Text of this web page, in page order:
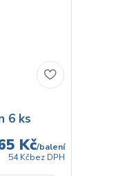
6 ks
Kč/balení
54 Kčbez DPH